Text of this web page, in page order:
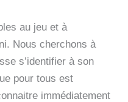
au jeu et à
Nous cherchons à
s’identifier à son
pour tous est
immédiatement